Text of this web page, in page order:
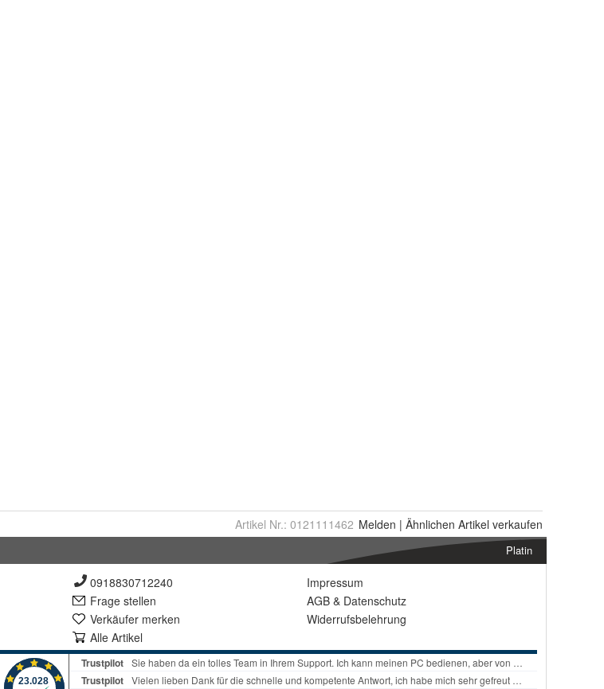
Artikel Nr.: 0121111462 Melden | Ähnlichen Artikel verkaufen
Platin
0918830712240
Frage stellen
Verkäufer merken
Alle Artikel
Impressum
AGB & Datenschutz
Widerrufsbelehrung